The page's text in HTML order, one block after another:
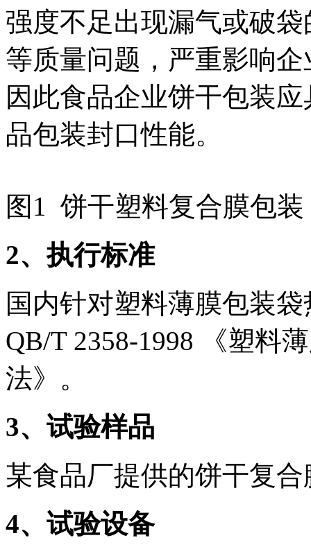
强度不足出现漏气或破
等质量问题，严重影响
因此食品企业饼干包装
品包装封口性能。
图1 饼干塑料复合膜包装
2、执行标准
国内针对塑料薄膜包装
QB/T 2358-1998 《塑料
法》。
3、试验样品
某食品厂提供的饼干复
4、试验设备